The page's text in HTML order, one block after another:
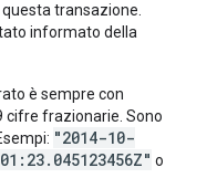
transazione.
informato della
è sempre con
cifre frazionarie. Sono
"2014-10-
o